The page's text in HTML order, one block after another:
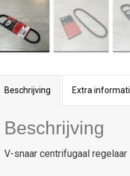
Beschrijving Extra
Beschrijving
V-snaar centrifugaal regelaar